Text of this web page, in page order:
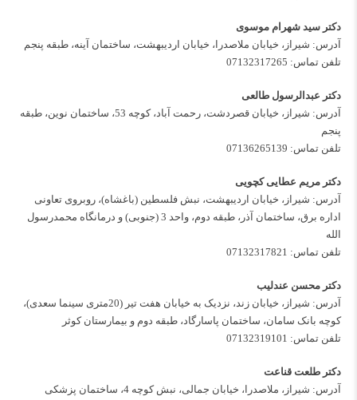
دکتر سید شهرام موسوی
آدرس: شیراز، خیابان ملاصدرا، خیابان اردیبهشت، ساختمان آینه، طبقه پنجم
تلفن تماس: 07132317265
دکتر عبدالرسول طالعی
آدرس: شیراز، خیابان قصردشت، رحمت آباد، کوچه 53، ساختمان نوین، طبقه
پنجم
تلفن تماس: 07136265139
دکتر مریم عطایی کچویی
آدرس: شیراز، خیابان اردیبهشت، نبش فلسطین (باغشاه)، روبروی تعاونی
اداره برق، ساختمان آذر، طبقه دوم، واحد 3 (جنوبی) و درمانگاه محمدرسول
الله
تلفن تماس: 07132317821
دکتر محسن عندلیب
آدرس: شیراز، خیابان زند، نزدیک به خیابان هفت تیر (20متری سینما سعدی)،
کوچه بانک سامان، ساختمان پاسارگاد، طبقه دوم و بیمارستان کوثر
تلفن تماس: 07132319101
دکتر طلعت قناعت
آدرس: شیراز، ملاصدرا، خیابان جمالی، نبش کوچه 4، ساختمان پزشکی